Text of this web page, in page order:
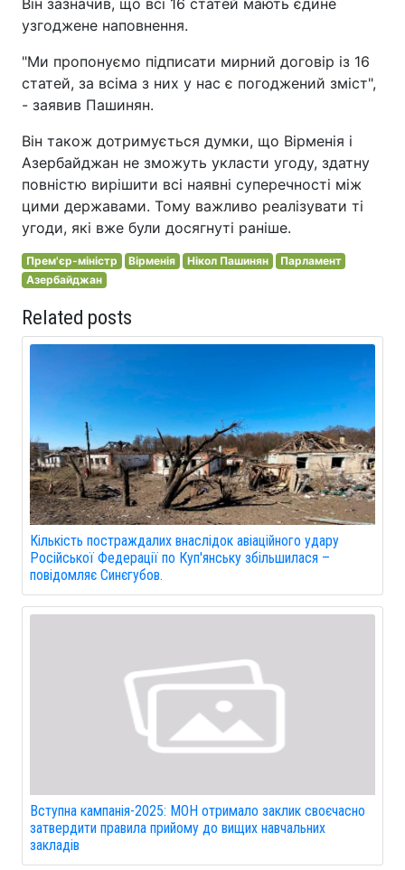
узгоджене наповнення.
"Ми пропонуємо підписати мирний договір із 16
статей, за всіма з них у нас є погоджений зміст",
- заявив Пашинян.
Він також дотримується думки, що Вірменія і
Азербайджан не зможуть укласти угоду, здатну
повністю вирішити всі наявні суперечності між
цими державами. Тому важливо реалізувати ті
угоди, які вже були досягнуті раніше.
Прем'єр-міністр Вірменія Нікол Пашинян
Парламент
Азербайджан
Related posts
Кількість постраждалих внаслідок авіаційного удару
Російської Федерації по Куп'янську збільшилася –
повідомляє Синєгубов.
Вступна кампанія-2025: МОН отримало заклик своєчасно
затвердити правила прийому до вищих навчальних
закладів